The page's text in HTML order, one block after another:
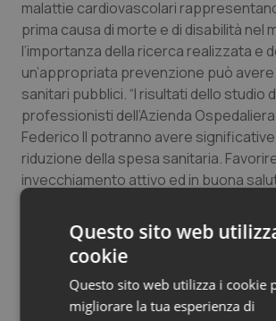
Salute orale & impianti
Sangue & coagulazione
Tiroide
Tumore al seno
Tumori del Polmone & Testa
Tumori gastrointestinali
malattie cardiovascolari
prima causa di morte e di disabilità nel
l’importanza della ricerca realizzata e
un’appropriata prevenzione può
sanitari pubblici. “I risultati dello studio
professionisti dell’Azienda
Federico II potranno avere
riduzione della spesa sanitaria.
invecchiamento attivo ed in buona
scientifica e scelte organizzative,
ricorso all’ospedalizzazione e alla
garantendo una migliore qualità della
popolazione”, sottolineaGiovanni
generale dell’AOU Federico II.
Questo sito web
cookie
Questo sito web utilizza i cookie
migliorare la tua esperienza di